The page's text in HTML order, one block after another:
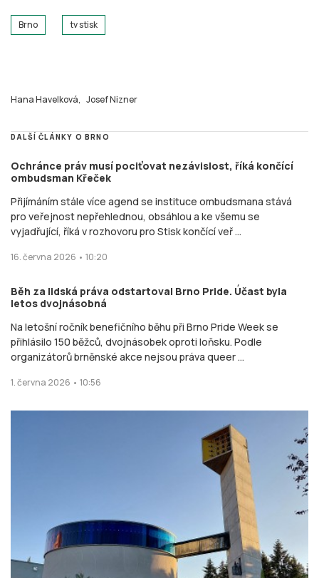
Brno tv stisk
Hana Havelková, Josef Nizner
DALŠÍ ČLÁNKY O BRNO
Ochránce práv musí pociťovat nezávislost, říká končící
ombudsman Křeček
Přijímáním stále více agend se instituce ombudsmana stává
pro veřejnost nepřehlednou, obsáhlou a ke všemu se
vyjadřující, říká v rozhovoru pro Stisk končící veř ...
16. června 2026 • 10:20
Běh za lidská práva odstartoval Brno Pride. Účast byla
letos dvojnásobná
Na letošní ročník benefičního běhu při Brno Pride Week se
přihlásilo 150 běžců, dvojnásobek oproti loňsku. Podle
organizátorů brněnské akce nejsou práva queer ...
1. června 2026 • 10:56